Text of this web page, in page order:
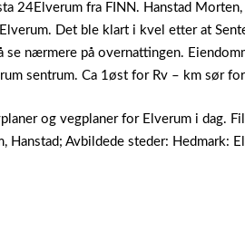
24Elverum fra FINN. Hanstad Morten,
Det ble klart i kvel etter at
se nærmere på overnattingen.
sentrum. Ca 1øst for Rv – km sør
og vegplaner for Elverum i dag.
Hanstad; Avbildede steder: Hedmark: